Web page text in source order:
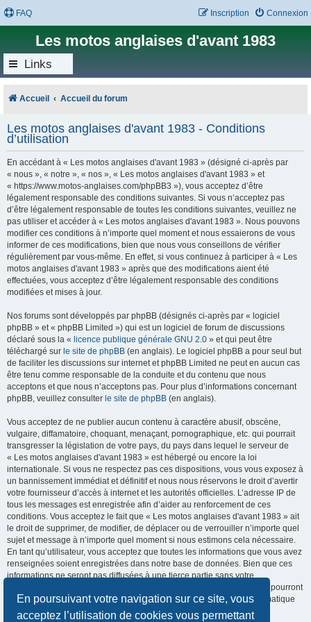
En poursuivant votre navigation sur ce site, vous
acceptez l’utilisation de cookies vous permettant
FAQ Connexion
Inscription
Les motos anglaises d'avant 1983
Links
Accueil Accueil du forum
Les motos anglaises d'avant 1983 - Conditions
d’utilisation
En accédant à « Les motos anglaises d'avant 1983 » (désigné ci-après par
« nous », « notre », « nos », « Les motos anglaises d'avant 1983 » et
« https://www.motos-anglaises.com/phpBB3 »), vous acceptez d’être
légalement responsable des conditions suivantes. Si vous n’acceptez pas
d’être légalement responsable de toutes les conditions suivantes, veuillez ne
pas utiliser et accéder à « Les motos anglaises d'avant 1983 ». Nous pouvons
modifier ces conditions à n’importe quel moment et nous essaierons de vous
informer de ces modifications, bien que nous vous conseillons de vérifier
régulièrement par vous-même. En effet, si vous continuez à participer à « Les
motos anglaises d'avant 1983 » après que des modifications aient été
effectuées, vous acceptez d’être légalement responsable des conditions
modifiées et mises à jour.
Nos forums sont développés par phpBB (désignés ci-après par « logiciel
phpBB » et « phpBB Limited ») qui est un logiciel de forum de discussions
déclaré sous la « licence publique générale GNU 2.0 » et qui peut être
téléchargé sur le site de phpBB (en anglais). Le logiciel phpBB a pour seul but
de faciliter les discussions sur internet et phpBB Limited ne peut en aucun cas
être tenu comme responsable de la conduite et du contenu que nous
acceptons et que nous n’acceptons pas. Pour plus d’informations concernant
phpBB, veuillez consulter le site de phpBB (en anglais).
Vous acceptez de ne publier aucun contenu à caractère abusif, obscène,
vulgaire, diffamatoire, choquant, menaçant, pornographique, etc. qui pourrait
transgresser la législation de votre pays, du pays dans lequel le serveur de
« Les motos anglaises d'avant 1983 » est hébergé ou encore la loi
internationale. Si vous ne respectez pas ces dispositions, vous vous exposez à
un bannissement immédiat et définitif et nous nous réservons le droit d’avertir
votre fournisseur d’accès à internet et les autorités officielles. L’adresse IP de
tous les messages est enregistrée afin d’aider au renforcement de ces
conditions. Vous acceptez le fait que « Les motos anglaises d'avant 1983 » ait
le droit de supprimer, de modifier, de déplacer ou de verrouiller n’importe quel
sujet et message à n’importe quel moment si nous estimons cela nécessaire.
En tant qu’utilisateur, vous acceptez que toutes les informations que vous avez
renseignées soient enregistrées dans notre base de données. Bien que ces
informations ne seront pas diffusées à une tierce partie sans votre
consentement, ni « Les motos anglaises d'avant 1983 », ni phpBB, ne pourront
être tenus comme responsables en cas de tentative de piratage informatique
visant à compromettre vos données.